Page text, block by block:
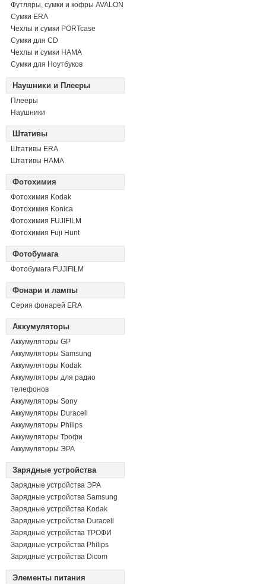
Футляры, сумки и кофры AVALON
Сумки ERA
Чехлы и сумки PORTcase
Сумки для CD
Чехлы и сумки HAMA
Сумки для Ноутбуков
Наушники и Плееры
Плееры
Наушники
Штативы
Штативы ERA
Штативы HAMA
Фотохимия
Фотохимия Kodak
Фотохимия Konica
Фотохимия FUJIFILM
Фотохимия Fuji Hunt
Фотобумага
Фотобумага FUJIFILM
Фонари и лампы
Серия фонарей ERA
Аккумуляторы
Аккумуляторы GP
Аккумуляторы Samsung
Аккумуляторы Kodak
Аккумуляторы для радио
телефонов
Аккумуляторы Sony
Аккумуляторы Duracell
Аккумуляторы Philips
Аккумуляторы Трофи
Аккумуляторы ЭРА
Зарядные устройства
Зарядные устройства ЭРА
Зарядные устройства Samsung
Зарядные устройства Kodak
Зарядные устройства Duracell
Зарядные устройства ТРОФИ
Зарядные устройства Philips
Зарядные устройства Dicom
Элементы питания